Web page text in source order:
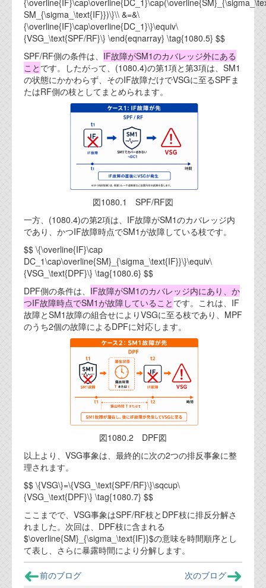
SM_{\sigma_\text{IF}})\}\\ &=&\
{\overline{IF}\cap\overline{DC_1}\}\equiv\
{VSG_\text{SPF/RF}\} \end{eqnarray} \tag{1080.5} $$
SPF/RF側の条件は、 IF故障がSM1のカバレッジ外にある
こと です。したがって、(1080.4)の第1項と第3項は、SM1
の状態にかかわらず、そのIF故障だけでVSGに至るSPFま
たはRF側の枝としてまとめられます。
図1080.1 SPF/RF図
一方、(1080.4)の第2項は、IF故障がSM1のカバレッジ内
であり、かつIF故障時点でSM1が故障している枝です。
$$ \{\overline{IF}\cap
DC_1\cap\overline{SM}_{\sigma_\text{IF}}\}\equiv\
{VSG_\text{DPF}\} \tag{1080.6} $$
DPF側の条件は、 IF故障がSM1のカバレッジ内にあり、か
つIF故障時点でSM1が故障していること です。これは、IF
故障とSM1故障の組合せによりVSGに至る枝であり、MPF
のうち2個の故障によるDPFに対応します。
図1080.2 DPF図
以上より、VSG事象は、最終的に次の2つの排反事象に整
理されます。
$$ \{VSG\}=\{VSG_\text{SPF/RF}\}\sqcup\
{VSG_\text{DPF}\} \tag{1080.7} $$
ここまでで、VSG事象はSPF/RF枝とDPF枝に排反分解さ
れました。次回は、DPF枝に含まれる
$\overline{SM}_{\sigma_\text{IF}}$の意味を時間順序とし
て表し、さらに暴露時間により分解します。
前のブログ
次のブログ